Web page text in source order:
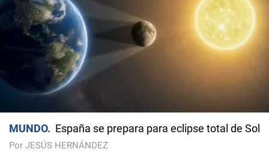
MUNDO España se prepara para eclipse total de Sol
Por JESÚS HERNÁNDEZ